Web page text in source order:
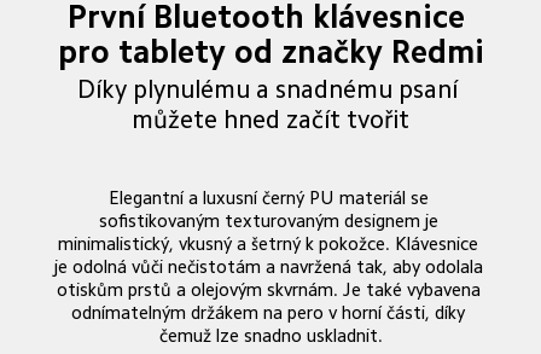
První Bluetooth klávesnice
pro tablety od značky Redmi
Díky plynulému a snadnému psaní
můžete hned začít tvořit
Elegantní a luxusní černý PU materiál se
sofistikovaným texturovaným designem je
minimalistický, vkusný a šetrný k pokožce. Klávesnice
je odolná vůči nečistotám a navržená tak, aby odolala
otiskům prstů a olejovým skvrnám. Je také vybavena
odnímatelným držákem na pero v horní části, díky
čemuž lze snadno uskladnit.